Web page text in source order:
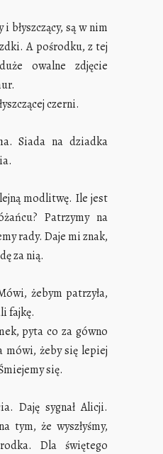
błyszczący, są w nim
A pośrodku, z tej
owalne zdjęcie
czerni.
Siada na dziadka
modlitwę. Ile jest
Patrzymy na
rady. Daje mi znak,
za nią.
żebym patrzyła,
fajkę.
pyta co za gówno
mówi, żeby się lepiej
się.
Daję sygnał Alicji.
tym, że wyszłyśmy,
Dla świętego